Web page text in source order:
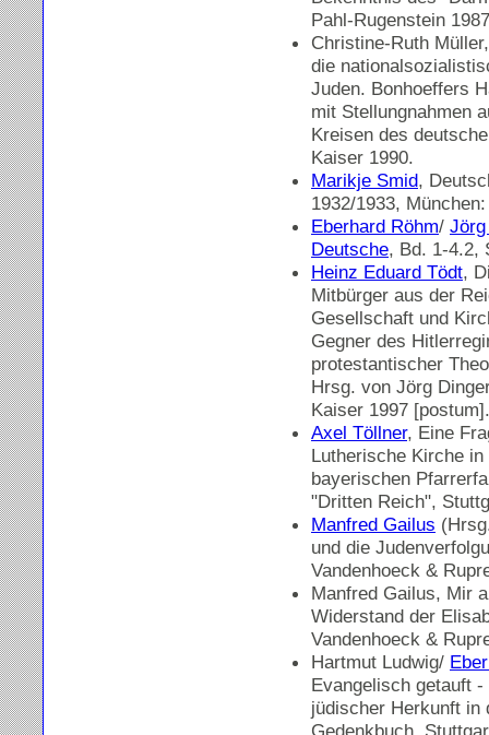
Pahl-Rugenstein
Christine-Ruth
die
Juden. Bonhoeffers
mit Stellungnahmen
Kreisen des
Kaiser 1990.
Marikje Smid,
1932/1933,
Eberhard Röhm/
Deutsche, Bd. 1-4.2,
Heinz Eduard Tödt,
Mitbürger aus der
Gesellschaft und
Gegner des
protestantischer
Hrsg. von Jörg
Kaiser 1997 [postum].
Axel Töllner, Eine
Lutherische Kirche
bayerischen
"Dritten Reich",
Manfred Gailus
und die
Vandenhoeck &
Manfred Gailus, Mir
Widerstand der
Vandenhoeck &
Hartmut Ludwig/
Evangelisch getauft
jüdischer Herkunft in
Gedenkbuch,